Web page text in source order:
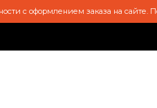
с оформлением заказа на сайте.